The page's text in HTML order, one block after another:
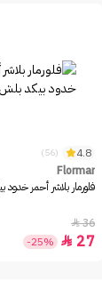
4.8
(56)
Flormar
فلورمار بلاشر أحمر
36

27

-25%